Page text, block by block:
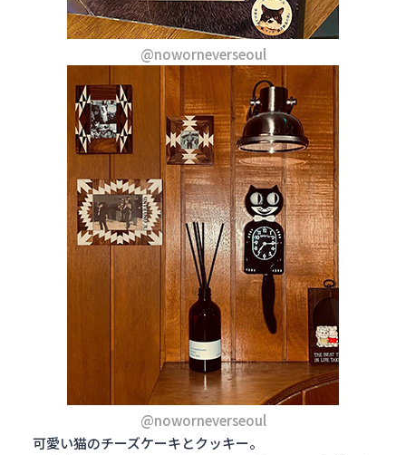
@noworneverseoul
@noworneverseoul
可愛い猫のチーズケーキとクッキー。